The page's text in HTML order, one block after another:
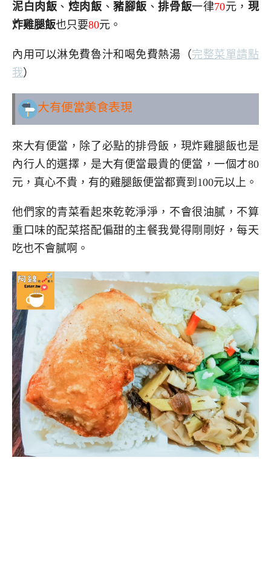
泥白肉飯 、 焢肉飯 、豬腳飯 、排骨飯一律70元，現
炸雞腿飯也只要80元。
內用可以淋免費魯汁和喝免費熱湯（完整菜單請點
我）
大有便當美食表現
來大有便當，除了必點的排骨飯，現炸雞腿飯也是
內行人的選擇，是大有便當最貴的便當，一個才80
元，真心不貴，有的雞腿飯便當都賣到100元以上。
他們家的青菜看起來乾乾淨淨，不會很油膩，不算
重口味的配菜搭配偏甜的主餐我覺得剛剛好，每天
吃也不會膩啊。